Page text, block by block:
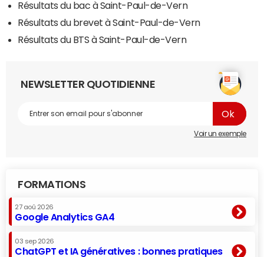
Résultats du bac à Saint-Paul-de-Vern
Résultats du brevet à Saint-Paul-de-Vern
Résultats du BTS à Saint-Paul-de-Vern
NEWSLETTER QUOTIDIENNE
Voir un exemple
FORMATIONS
27 aoû 2026
Google Analytics GA4
03 sep 2026
ChatGPT et IA génératives : bonnes pratiques